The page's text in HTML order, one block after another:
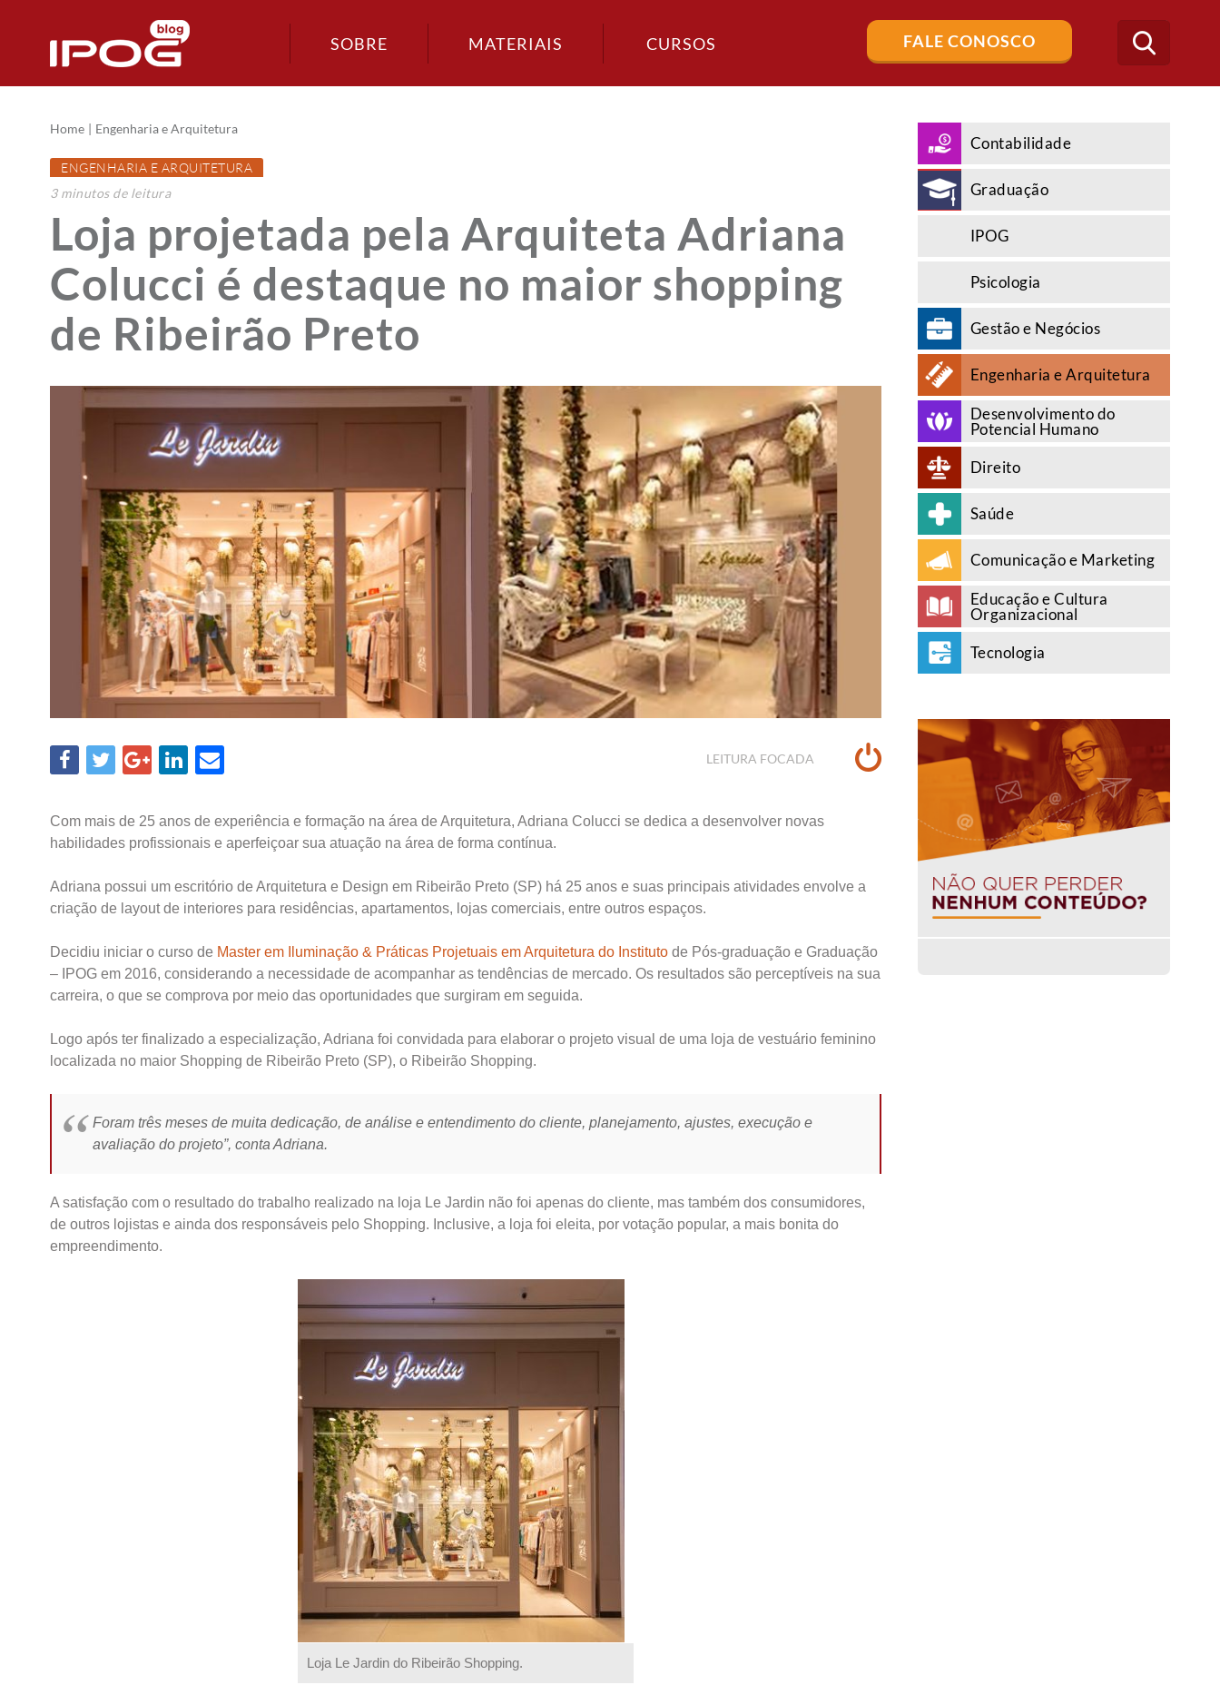
SOBRE MATERIAIS CURSOS FALE CONOSCO
Buscar
no
blog
Home Engenharia e Arquitetura
ENGENHARIA E ARQUITETURA
3 minutosde leitura
Loja projetada pela Arquiteta Adriana
Colucci é destaque no maior shopping
de Ribeirão Preto
LEITURA FOCADA
Com mais de 25 anos de experiência e formação na área de Arquitetura, Adriana Colucci se dedica a desenvolver novas
habilidades profissionais e aperfeiçoar sua atuação na área de forma contínua.
Adriana possui um escritório de Arquitetura e Design em Ribeirão Preto (SP) há 25 anos e suas principais atividades envolve a
criação de layout de interiores para residências, apartamentos, lojas comerciais, entre outros espaços.
Decidiu iniciar o curso de Master em Iluminação & Práticas Projetuais em Arquitetura do Instituto de Pós-graduação e Graduação
– IPOG em 2016, considerando a necessidade de acompanhar as tendências de mercado. Os resultados são perceptíveis na sua
carreira, o que se comprova por meio das oportunidades que surgiram em seguida.
Logo após ter finalizado a especialização, Adriana foi convidada para elaborar o projeto visual de uma loja de vestuário feminino
localizada no maior Shopping de Ribeirão Preto (SP), o Ribeirão Shopping.
Foram três meses de muita dedicação, de análise e entendimento do cliente, planejamento, ajustes, execução e
avaliação do projeto”, conta Adriana.
A satisfação com o resultado do trabalho realizado na loja Le Jardin não foi apenas do cliente, mas também dos consumidores,
de outros lojistas e ainda dos responsáveis pelo Shopping. Inclusive, a loja foi eleita, por votação popular, a mais bonita do
empreendimento.
Loja Le Jardin do Ribeirão Shopping.
Contabilidade
Graduação
IPOG
Psicologia
Gestão e Negócios
Engenharia e Arquitetura
Desenvolvimento do
Potencial Humano
Direito
Saúde
Comunicação e Marketing
Educação e Cultura
Organizacional
Tecnologia